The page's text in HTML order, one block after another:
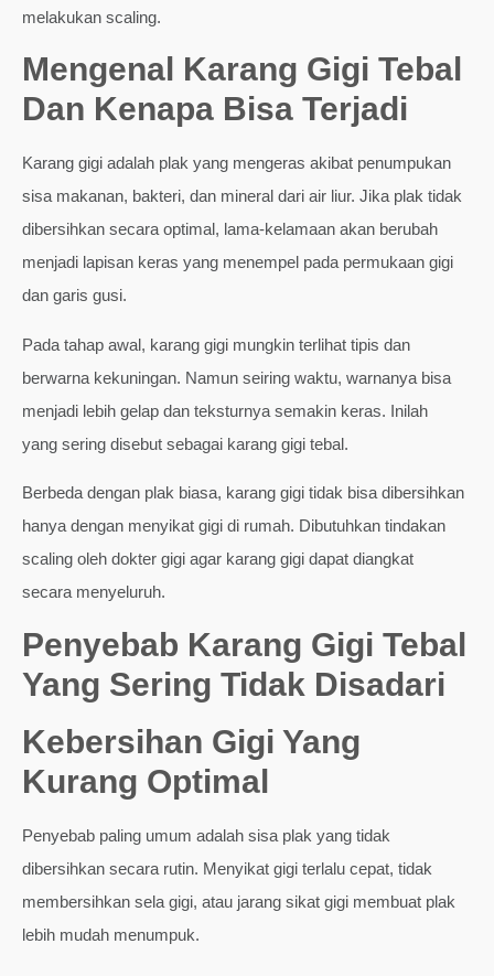
melakukan scaling.
Mengenal Karang Gigi Tebal
Dan Kenapa Bisa Terjadi
Karang gigi adalah plak yang mengeras akibat penumpukan
sisa makanan, bakteri, dan mineral dari air liur. Jika plak tidak
dibersihkan secara optimal, lama-kelamaan akan berubah
menjadi lapisan keras yang menempel pada permukaan gigi
dan garis gusi.
Pada tahap awal, karang gigi mungkin terlihat tipis dan
berwarna kekuningan. Namun seiring waktu, warnanya bisa
menjadi lebih gelap dan teksturnya semakin keras. Inilah
yang sering disebut sebagai karang gigi tebal.
Berbeda dengan plak biasa, karang gigi tidak bisa dibersihkan
hanya dengan menyikat gigi di rumah. Dibutuhkan tindakan
scaling oleh dokter gigi agar karang gigi dapat diangkat
secara menyeluruh.
Penyebab Karang Gigi Tebal
Yang Sering Tidak Disadari
Kebersihan Gigi Yang
Kurang Optimal
Penyebab paling umum adalah sisa plak yang tidak
dibersihkan secara rutin. Menyikat gigi terlalu cepat, tidak
membersihkan sela gigi, atau jarang sikat gigi membuat plak
lebih mudah menumpuk.